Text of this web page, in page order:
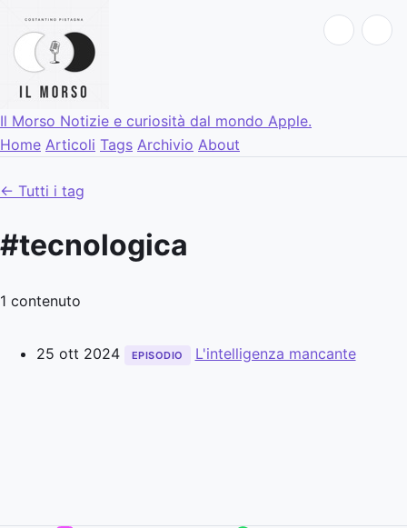
Il Morso Notizie e curiosità dal mondo Apple.
Home Articoli Tags Archivio About
← Tutti i tag
#tecnologica
1 contenuto
25 ott 2024 EPISODIO L'intelligenza mancante